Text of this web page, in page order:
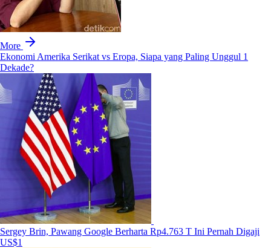
More
Ekonomi Amerika Serikat vs Eropa, Siapa yang Paling Unggul 1
Dekade?
Sergey Brin, Pawang Google Berharta Rp4.763 T Ini Pernah Digaji
US$1